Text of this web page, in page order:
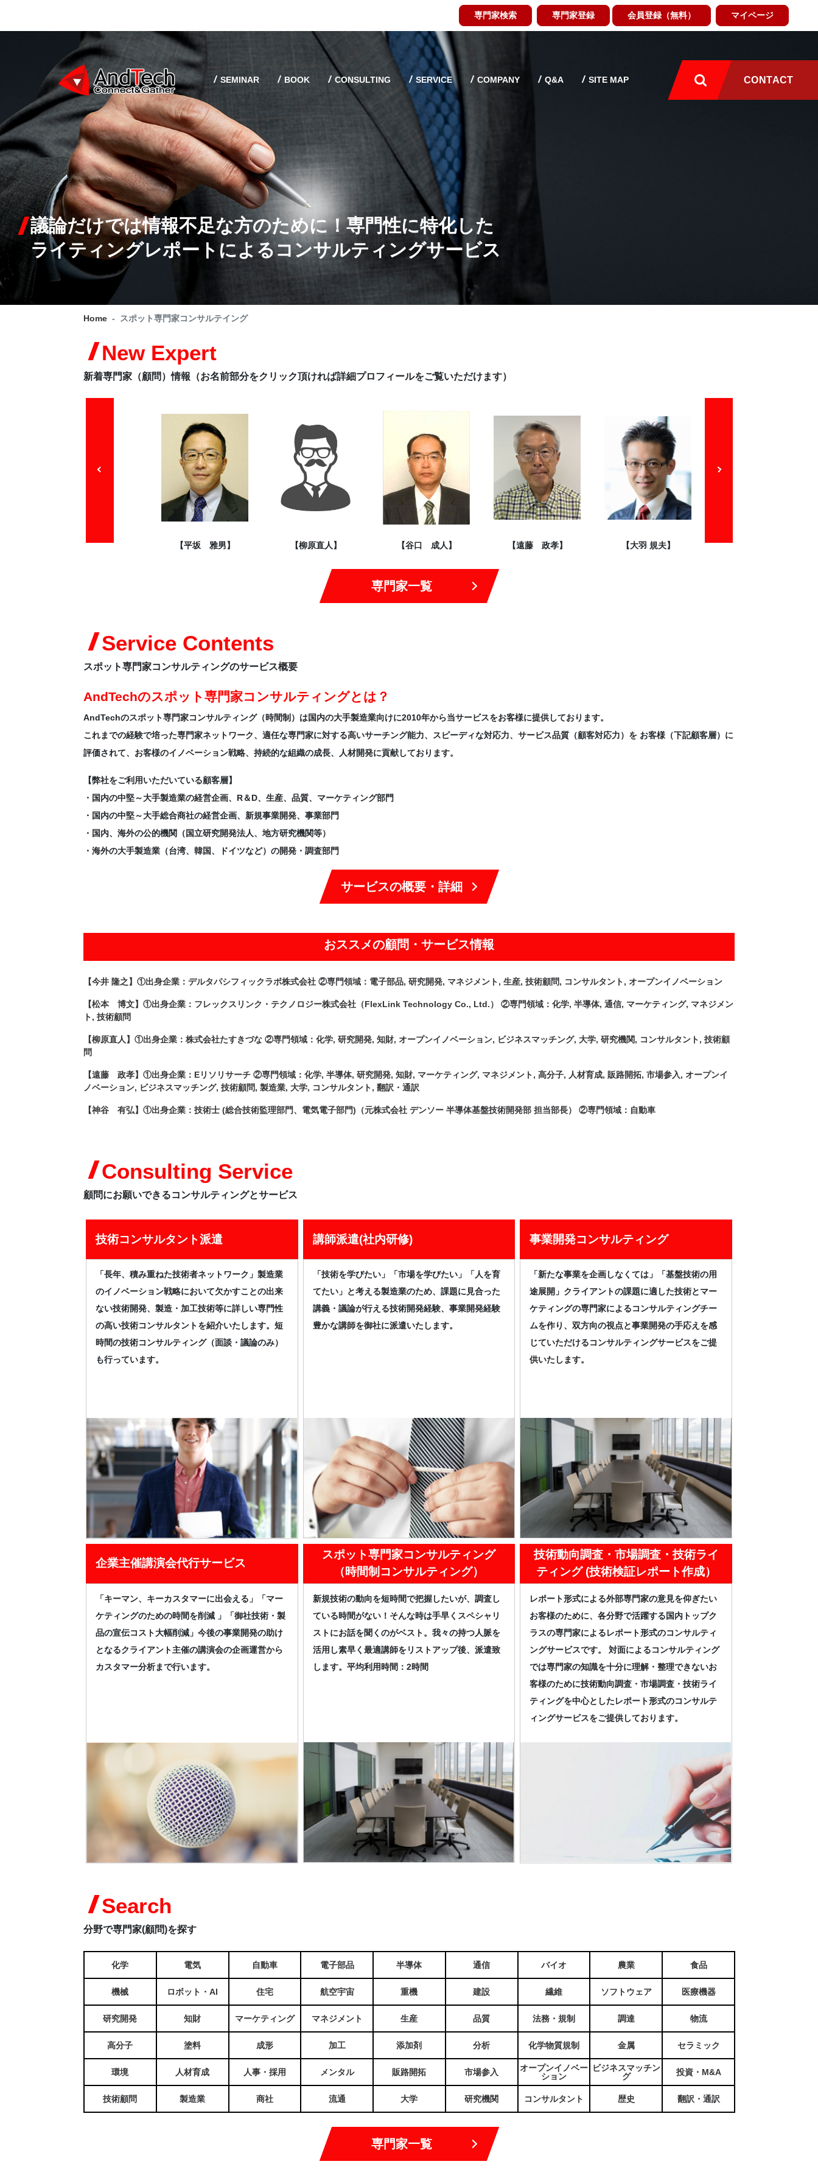
専門家検索 専門家登録 会員登録（無料） マイページ
SEMINAR BOOK CONSULTING SERVICE COMPANY Q&A SITE MAP CONTACT
早朝・夜間に時間対応！
英語によるコンサル対応と資料提供！
議論だけでは情報不足な方のために！専門性に特化した
ライティングレポートによるコンサルティングサービス
スポット専門家コンサルティングの新しい使い方
【課題解決型カスタマイズセミナー（資料作成）】
技術のニッチに精通したAndTechだからこそ
可能な顧客満足度の高い適任な専門家を推薦
Home スポット専門家コンサルテイング
New Expert
新着専門家（顧問）情報（お名前部分をクリック頂ければ詳細プロフィールをご覧いただけます）
【野村 和宏】 【平坂 雅男】 【柳原直人】 【谷口 成人】 【遠藤 政孝】 【大羽 規夫】 【今井 隆之】
専門家一覧
Service Contents
スポット専門家コンサルティングのサービス概要
AndTechのスポット専門家コンサルティングとは？
AndTechのスポット専門家コンサルティング（時間制）は国内の大手製造業向けに2010年から当サービスをお客様に提供しております。
これまでの経験で培った専門家ネットワーク、適任な専門家に対する高いサーチング能力、スピーディな対応力、サービス品質（顧客対応力）を お客様（下記顧客層）に
評価されて、お客様のイノベーション戦略、持続的な組織の成長、人材開発に貢献しております。
【弊社をご利用いただいている顧客層】
・国内の中堅～大手製造業の経営企画、R＆D、生産、品質、マーケティング部門
・国内の中堅～大手総合商社の経営企画、新規事業開発、事業部門
・国内、海外の公的機関（国立研究開発法人、地方研究機関等）
・海外の大手製造業（台湾、韓国、ドイツなど）の開発・調査部門
サービスの概要・詳細
おススメの顧問・サービス情報
【今井 隆之】①出身企業：デルタパシフィックラボ株式会社 ②専門領域：電子部品, 研究開発, マネジメント, 生産, 技術顧問, コンサルタント, オープンイノベーション
【松本 博文】①出身企業：フレックスリンク・テクノロジー株式会社（FlexLink Technology Co., Ltd.） ②専門領域：化学, 半導体, 通信, マーケティング, マネジメン
ト, 技術顧問
【柳原直人】①出身企業：株式会社たすきづな ②専門領域：化学, 研究開発, 知財, オープンイノベーション, ビジネスマッチング, 大学, 研究機関, コンサルタント, 技術顧
問
【遠藤 政孝】①出身企業：Eリソリサーチ ②専門領域：化学, 半導体, 研究開発, 知財, マーケティング, マネジメント, 高分子, 人材育成, 販路開拓, 市場参入, オープンイ
ノベーション, ビジネスマッチング, 技術顧問, 製造業, 大学, コンサルタント, 翻訳・通訳
【神谷 有弘】①出身企業：技術士 (総合技術監理部門、電気電子部門)（元株式会社 デンソー 半導体基盤技術開発部 担当部長） ②専門領域：自動車
Consulting Service
顧問にお願いできるコンサルティングとサービス
技術コンサルタント派遣
「長年、積み重ねた技術者ネットワーク」製造業
のイノベーション戦略において欠かすことの出来
ない技術開発、製造・加工技術等に詳しい専門性
の高い技術コンサルタントを紹介いたします。短
時間の技術コンサルティング（面談・議論のみ）
も行っています。
講師派遣(社内研修)
「技術を学びたい」「市場を学びたい」「人を育
てたい」と考える製造業のため、課題に見合った
講義・議論が行える技術開発経験、事業開発経験
豊かな講師を御社に派遣いたします。
事業開発コンサルティング
「新たな事業を企画しなくては」「基盤技術の用
途展開」クライアントの課題に適した技術とマー
ケティングの専門家によるコンサルティングチー
ムを作り、双方向の視点と事業開発の手応えを感
じていただけるコンサルティングサービスをご提
供いたします。
企業主催講演会代行サービス
「キーマン、キーカスタマーに出会える」「マー
ケティングのための時間を削減 」「御社技術・製
品の宣伝コスト大幅削減」今後の事業開発の助け
となるクライアント主催の講演会の企画運営から
カスタマー分析まで行います。
スポット専門家コンサルティング
（時間制コンサルティング）
新規技術の動向を短時間で把握したいが、調査し
ている時間がない！そんな時は手早くスペシャリ
ストにお話を聞くのがベスト。我々の持つ人脈を
活用し素早く最適講師をリストアップ後、派遣致
します。平均利用時間：2時間
技術動向調査・市場調査・技術ライ
ティング (技術検証レポート作成）
レポート形式による外部専門家の意見を仰ぎたい
お客様のために、各分野で活躍する国内トップク
ラスの専門家によるレポート形式のコンサルティ
ングサービスです。 対面によるコンサルティング
では専門家の知識を十分に理解・整理できないお
客様のために技術動向調査・市場調査・技術ライ
ティングを中心としたレポート形式のコンサルテ
ィングサービスをご提供しております。
Search
分野で専門家(顧問)を探す
化学 電気 自動車 電子部品 半導体 通信 バイオ 農業 食品
機械 ロボット・AI 住宅 航空宇宙 重機 建設 繊維 ソフトウェア 医療機器
研究開発 知財 マーケティング マネジメント 生産 品質 法務・規制 調達 物流
高分子 塗料 成形 加工 添加剤 分析 化学物質規制 金属 セラミック
環境 人材育成 人事・採用 メンタル 販路開拓 市場参入
オープンイノベー
ション
ビジネスマッチン
グ
投資・M&A
技術顧問 製造業 商社 流通 大学 研究機関 コンサルタント 歴史 翻訳・通訳
専門家一覧